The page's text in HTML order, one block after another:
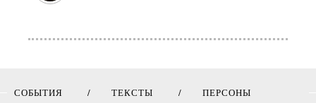
СОБЫТИЯ ТЕКСТЫ
ПЕРСОНЫ